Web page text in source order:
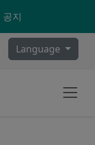
지
Language